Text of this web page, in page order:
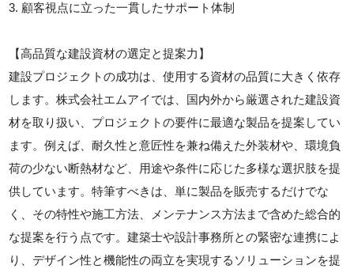
3. 顧客視点に立った一貫したサポート体制
【高品質な建設資材の選定と提案力】
建設プロジェクトの成功は、使用する資材の品質に大きく依存
します。株式会社エムアイでは、国内外から厳選された建設資
材を取り扱い、プロジェクトの要件に最適な製品を提案してい
ます。例えば、耐久性と意匠性を兼ね備えた外装材や、環境負
荷の少ない断熱材など、用途や条件に応じた多様な選択肢を提
供しています。特筆すべきは、単に製品を販売するだけでな
く、その特性や施工方法、メンテナンス方法まで含めた総合的
な提案を行う点です。建築士や設計事務所との緊密な連携によ
り、デザイン性と機能性の両立を実現するソリューションを提